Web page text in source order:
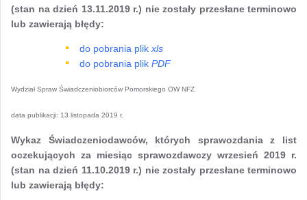
(stan na dzień 13.11.2019 r.) nie zostały przesłane terminowo
lub zawierają błędy:
do pobrania plik xls
do pobrania plik PDF
Wydział Spraw Świadczeniobiorców Pomorskiego OW NFZ
data publikacji: 13 listopada 2019 r.
Wykaz Świadczeniodawców, których sprawozdania z list
oczekujących za miesiąc sprawozdawczy wrzesień 2019 r.
(stan na dzień 11.10.2019 r.) nie zostały przesłane terminowo
lub zawierają błędy: